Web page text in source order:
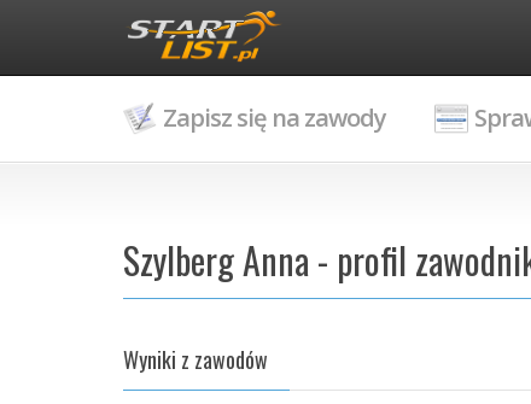
Zapisz się na zawody
Szylberg Anna - profil
Wyniki z zawodów